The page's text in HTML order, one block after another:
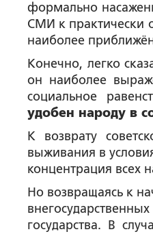
формально
СМИ к практически
наиболее
Конечно, легко
он наиболее
социальное
удобен народу в
К возврату
выживания в
концентрация всех
Но возвращаясь к
государства. В